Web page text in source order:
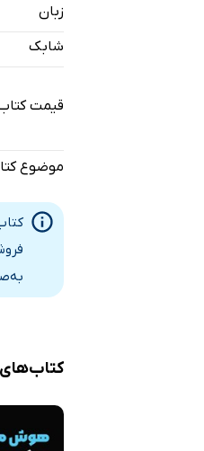
زبان
شابک
قیمت
موضوع